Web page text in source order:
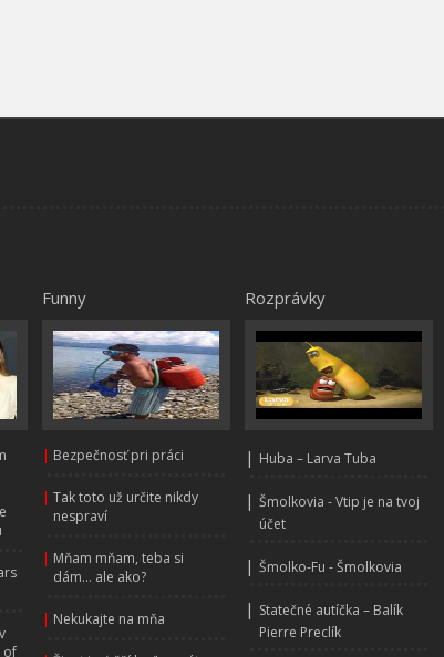
of
Funny
| Bezpečnosť pri práci
| Tak toto už určite nikdy
nespraví
| Mňam mňam, teba si
dám... ale ako?
| Nekukajte na mňa
Rozprávky
| Huba – Larva Tuba
| Šmolkovia - Vtip je na tvoj
účet
| Šmolko-Fu - Šmolkovia
| Statečné autíčka – Balík
Pierre Preclík